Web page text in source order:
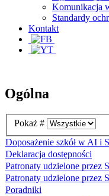
Komunikacja
Standardy
Kontakt
Ogólna
Pokaż #
Doposażenie szkół w AI i
Deklaracja dostępności
Patronaty udzielone przez
Patronaty udzielone przez
Poradniki